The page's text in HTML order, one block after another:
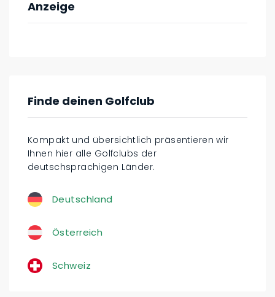
Anzeige
Finde deinen Golfclub
Kompakt und übersichtlich präsentieren wir
Ihnen hier alle Golfclubs der
deutschsprachigen Länder.
Deutschland
Österreich
Schweiz